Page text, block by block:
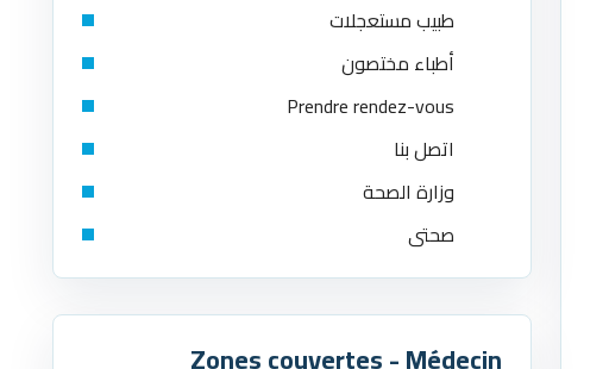
طبيب مستعجلات
أطباء مختصون
Prendre rendez-vous
اتصل بنا
وزارة الصحة
صحتي